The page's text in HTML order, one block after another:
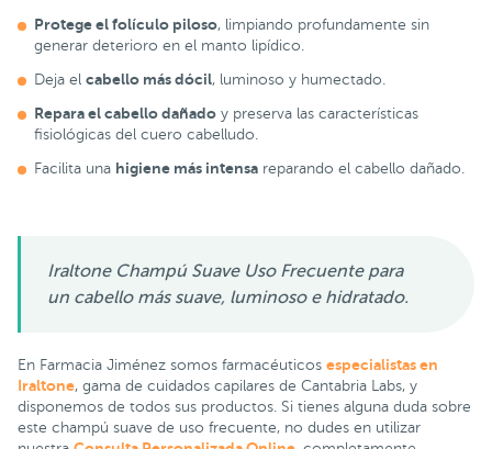
Protege el folículo piloso, limpiando profundamente sin
generar deterioro en el manto lipídico.
Deja el cabello más dócil, luminoso y humectado.
Repara el cabello dañado y preserva las características
fisiológicas del cuero cabelludo.
Facilita una higiene más intensa reparando el cabello dañado.
Iraltone Champú Suave Uso Frecuente para
un cabello más suave, luminoso e hidratado.
En Farmacia Jiménez somos farmacéuticos especialistas en
Iraltone, gama de cuidados capilares de Cantabria Labs, y
disponemos de todos sus productos. Si tienes alguna duda sobre
este champú suave de uso frecuente, no dudes en utilizar